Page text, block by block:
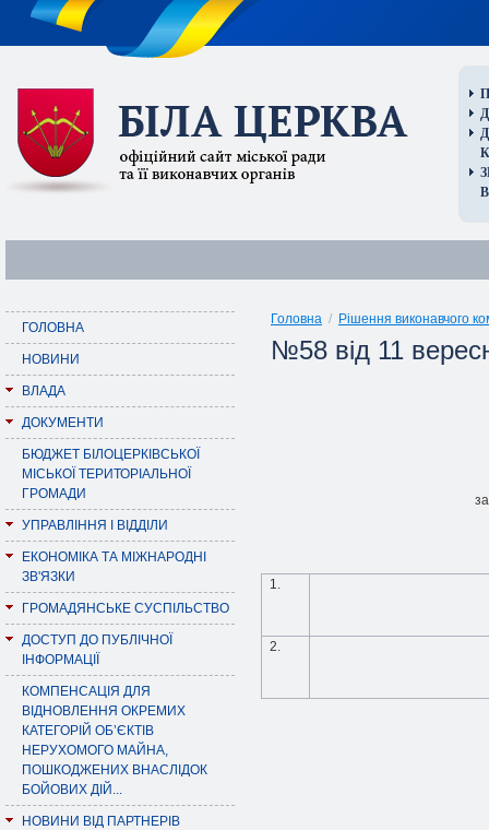
ГОЛОВНА
НОВИНИ
ВЛАДА
ДОКУМЕНТИ
БЮДЖЕТ БІЛОЦЕРКІВСЬКОЇ
МІСЬКОЇ ТЕРИТОРІАЛЬНОЇ
ГРОМАДИ
УПРАВЛІННЯ І ВІДДІЛИ
ЕКОНОМІКА ТА МІЖНАРОДНІ
ЗВ'ЯЗКИ
ГРОМАДЯНСЬКЕ СУСПІЛЬСТВО
ДОСТУП ДО ПУБЛІЧНОЇ
ІНФОРМАЦІЇ
КОМПЕНСАЦІЯ ДЛЯ
ВІДНОВЛЕННЯ ОКРЕМИХ
КАТЕГОРІЙ ОБ’ЄКТІВ
НЕРУХОМОГО МАЙНА,
ПОШКОДЖЕНИХ ВНАСЛІДОК
БОЙОВИХ ДІЙ...
НОВИНИ ВІД ПАРТНЕРІВ
Головна / Рішення виконавчого
№58 від 11
1.
2.